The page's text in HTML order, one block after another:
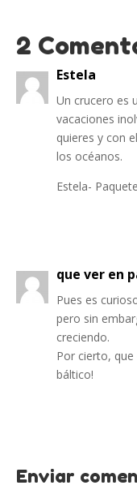
2
Estela
Un crucero es
vacaciones
quieres y con
los océanos.
Estela-
que ver en
Pues es
pero sin
creciendo.
Por cierto,
báltico!
Enviar